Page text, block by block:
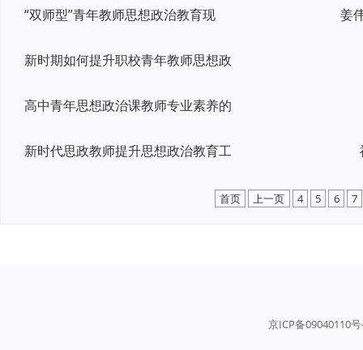
“双师型”青年教师思想政治教育现 姜
新时期如何提升职校青年教师思想政
高中青年思想政治课教师专业素养的
新时代思政教师提升思想政治教育工
首页 上一页 4 5 6 7
京ICP备09040110